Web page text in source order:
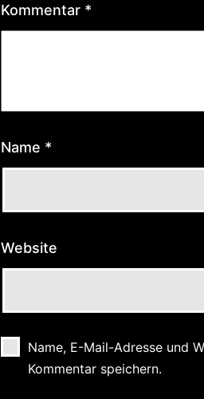
Kommentar *
Name *
Website
Name, E-Mail-Adresse und
Kommentar speichern.